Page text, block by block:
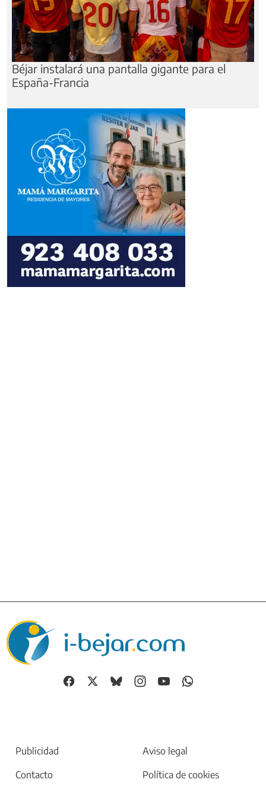
Béjar instalará una pantalla gigante para el
España-Francia
Publicidad
Aviso legal
Contacto
Política de cookies